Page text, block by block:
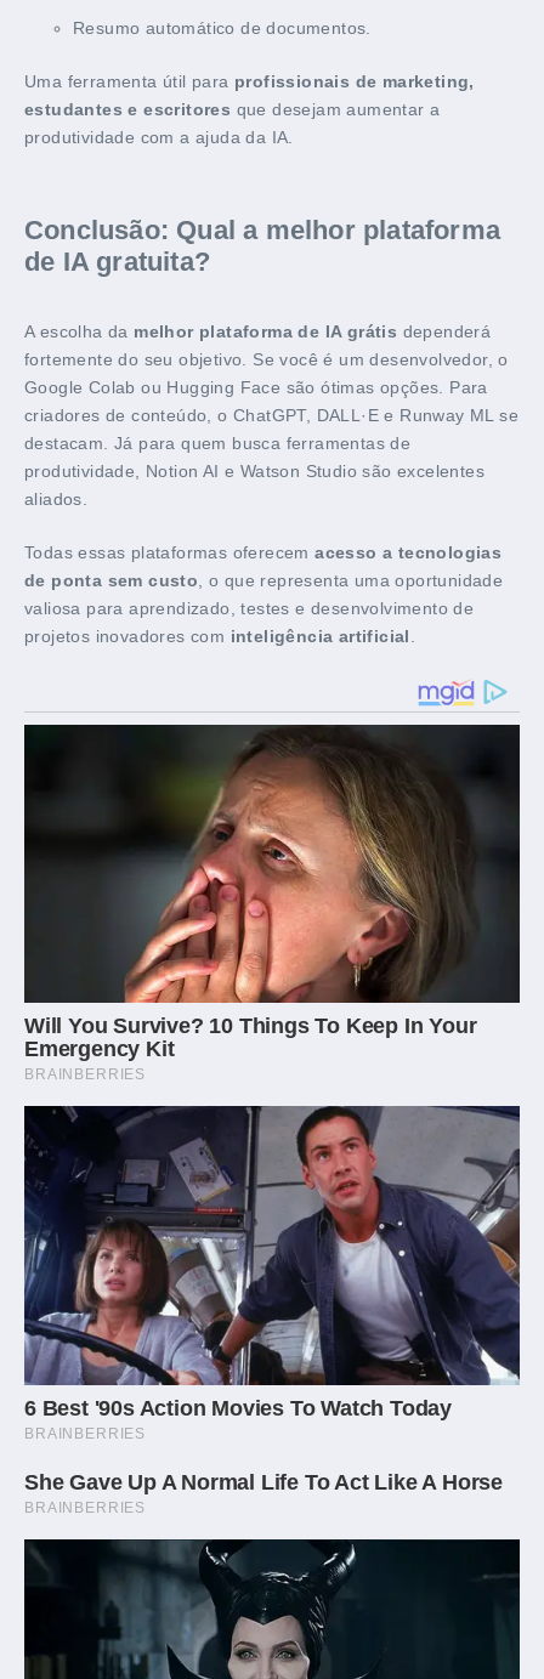
Resumo automático de documentos.
Uma ferramenta útil para profissionais de marketing,
estudantes e escritores que desejam aumentar a
produtividade com a ajuda da IA.
Conclusão: Qual a melhor plataforma
de IA gratuita?
A escolha da melhor plataforma de IA grátis dependerá
fortemente do seu objetivo. Se você é um desenvolvedor, o
Google Colab ou Hugging Face são ótimas opções. Para
criadores de conteúdo, o ChatGPT, DALL·E e Runway ML se
destacam. Já para quem busca ferramentas de
produtividade, Notion AI e Watson Studio são excelentes
aliados.
Todas essas plataformas oferecemacesso a tecnologias
de ponta sem custo , o que representa uma oportunidade
valiosa para aprendizado, testes e desenvolvimento de
projetos inovadores com inteligência artificial